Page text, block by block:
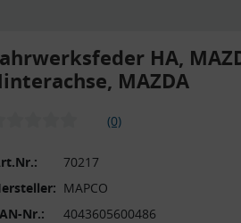
HA,
MAZDA
(0)
70217
MAPCO
Nr.:
4043605600486